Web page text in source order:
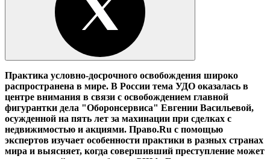
Практика условно-досрочного освобождения широко
распространена в мире. В России тема УДО оказалась в
центре внимания в связи с освобождением главной
фигурантки дела "Оборонсервиса" Евгении Васильевой,
осужденной на пять лет за махинации при сделках с
недвижимостью и акциями. Право.Ru с помощью
экспертов изучает особенности практики в разных странах
мира и выясняет, когда совершивший преступление может